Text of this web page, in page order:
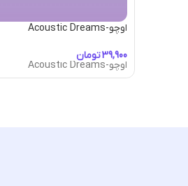
اوچو-Acoustic Dreams
تومان
اوچو-Acoustic Dreams